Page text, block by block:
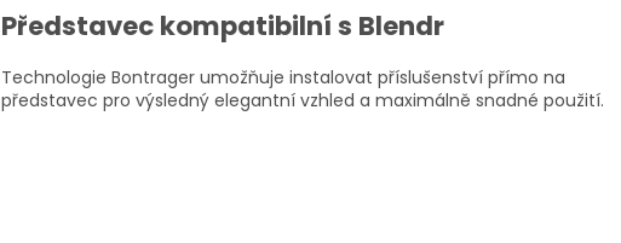
Představec kompatibilní s Blendr
Technologie Bontrager umožňuje instalovat příslušenství přímo na
představec pro výsledný elegantní vzhled a maximálně snadné použití.